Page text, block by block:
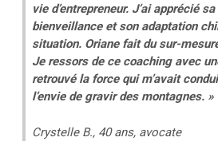
vie d’entrepreneur. J’ai apprécié
bienveillance et son adaptation
situation. Oriane fait du sur-
Je ressors de ce coaching avec
retrouvé la force qui m’avait
l’envie de gravir des montagnes. »
Crystelle B., 40 ans, avocate